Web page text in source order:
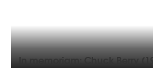
In memoriam: Chuck Berry